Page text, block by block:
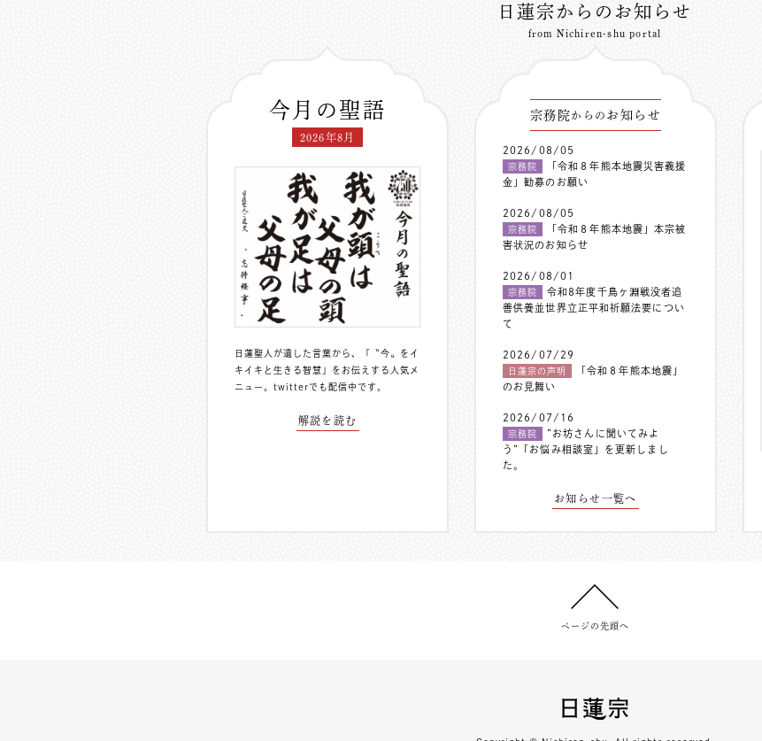
日蓮宗からのお知らせ
from Nichiren-shu portal
今月の聖語
2026年8月
日蓮聖人が遺した言葉から、「〝今〟をイ
キイキと生きる智慧」をお伝えする人気メ
ニュー。 twitterでも配信中 です。
解説を読む
宗務院からの お知らせ
2026/08/05
宗務院
「令和８年熊本地震災害義援
金」勧募のお願い
2026/08/05
宗務院
「令和８年熊本地震」本宗被
害状況のお知らせ
2026/08/01
宗務院
令和8年度千鳥ヶ淵戦没者追
善供養並世界立正平和祈願法要につい
て
2026/07/29
日蓮宗の声明
「令和８年熊本地震」
のお見舞い
2026/07/16
宗務院
”お坊さんに聞いてみよ
う”「お悩み相談室」を更新しまし
た。
お知らせ一覧へ
ページの先頭へ